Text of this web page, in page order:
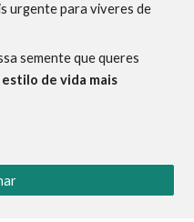
urgente para viveres de
semente que queres
de vida mais